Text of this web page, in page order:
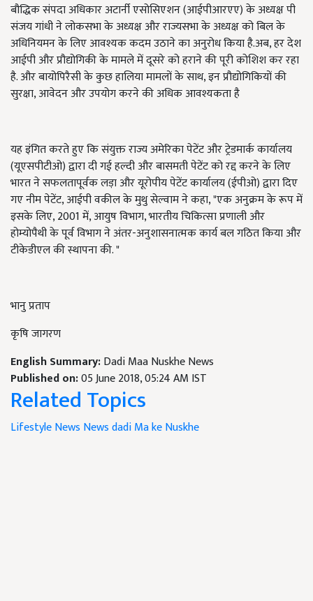
बौद्धिक संपदा अधिकार अटार्नी एसोसिएशन (आईपीआरएए) के अध्यक्ष पी
संजय गांधी ने लोकसभा के अध्यक्ष और राज्यसभा के अध्यक्ष को बिल के
अधिनियमन के लिए आवश्यक कदम उठाने का अनुरोध किया है.अब, हर देश
आईपी और प्रौद्योगिकी के मामले में दूसरे को हराने की पूरी कोशिश कर रहा
है. और बायोपिरैसी के कुछ हालिया मामलों के साथ, इन प्रौद्योगिकियों की
सुरक्षा, आवेदन और उपयोग करने की अधिक आवश्यकता है
यह इंगित करते हुए कि संयुक्त राज्य अमेरिका पेटेंट और ट्रेडमार्क कार्यालय
(यूएसपीटीओ) द्वारा दी गई हल्दी और बासमती पेटेंट को रद्द करने के लिए
भारत ने सफलतापूर्वक लड़ा और यूरोपीय पेटेंट कार्यालय (ईपीओ) द्वारा दिए
गए नीम पेटेंट, आईपी वकील के मुथु सेल्वाम ने कहा, "एक अनुक्रम के रूप में
इसके लिए, 2001 में, आयुष विभाग, भारतीय चिकित्सा प्रणाली और
होम्योपैथी के पूर्व विभाग ने अंतर-अनुशासनात्मक कार्य बल गठित किया और
टीकेडीएल की स्थापना की. "
भानु प्रताप
कृषि जागरण
English Summary:Dadi Maa Nuskhe News
Published on:05 June 2018, 05:24 AM IST
Related Topics
Lifestyle News Newsdadi Ma ke Nuskhe